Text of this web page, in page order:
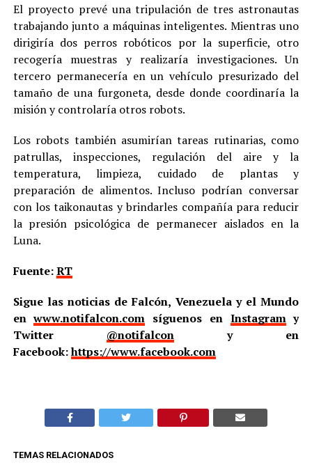
El proyecto prevé una tripulación de tres astronautas
trabajando junto a máquinas inteligentes. Mientras uno
dirigiría dos perros robóticos por la superficie, otro
recogería muestras y realizaría investigaciones. Un
tercero permanecería en un vehículo presurizado del
tamaño de una furgoneta, desde donde coordinaría la
misión y controlaría otros robots.
Los robots también asumirían tareas rutinarias, como
patrullas, inspecciones, regulación del aire y la
temperatura, limpieza, cuidado de plantas y
preparación de alimentos. Incluso podrían conversar
con los taikonautas y brindarles compañía para reducir
la presión psicológica de permanecer aislados en la
Luna.
Fuente:RT
Sigue las noticias de Falcón, Venezuela y el Mundo
enwww.notifalcon.com síguenos en Instagramy
Twitter @notifalcony en
Facebook:https://www.facebook.com
TEMAS RELACIONADOS